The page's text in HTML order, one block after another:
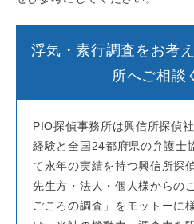
浮気・素行調査をお考
所へご相談
PIO探偵事務所は興信所探偵
経験と全国24都府県の弁護士
て永年の実績を持つ興信所探
先生方・法人・個人様からの
ごころの調査」をモットーに